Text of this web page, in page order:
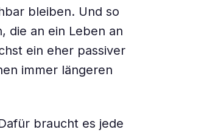
bleiben. Und so
die an ein Leben an
ein eher passiver
immer längeren
braucht es jede